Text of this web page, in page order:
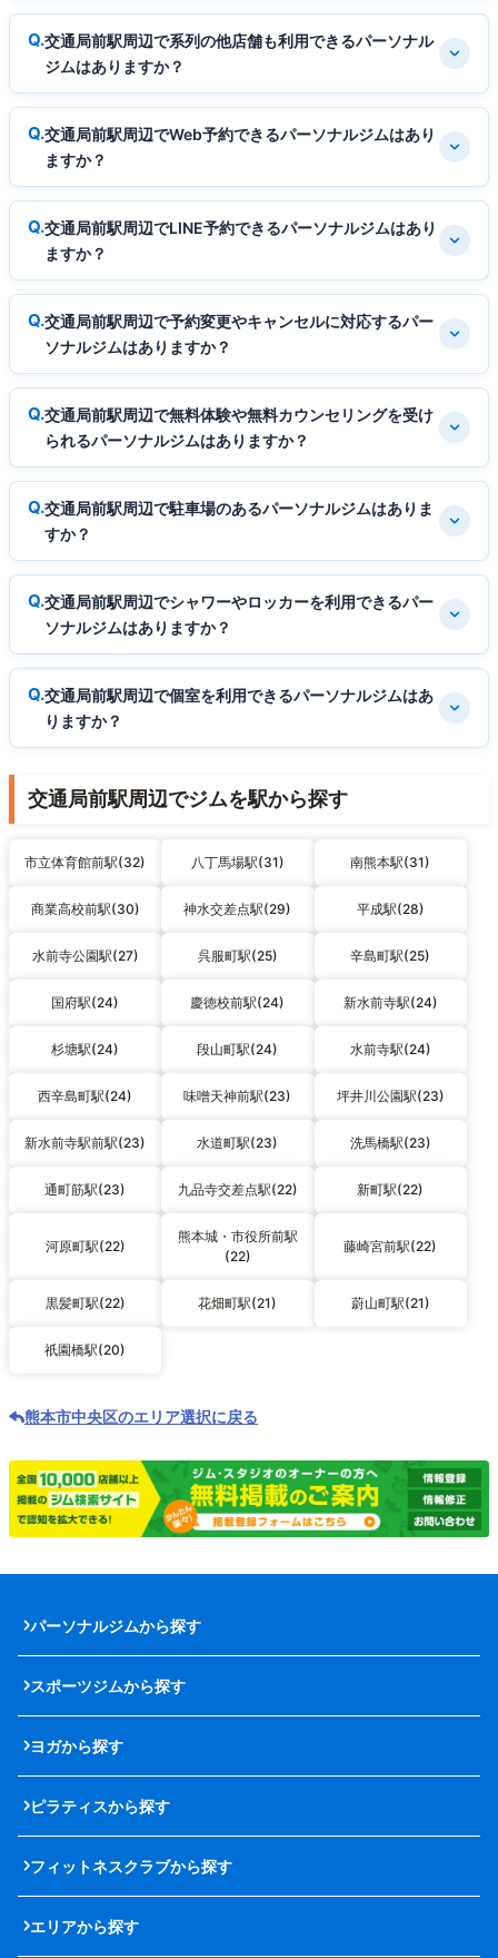
交通局前駅周辺で系列の他店舗も利用できるパーソナル
ジムはありますか？
交通局前駅周辺でWeb予約できるパーソナルジムはあり
ますか？
交通局前駅周辺でLINE予約できるパーソナルジムはあり
ますか？
交通局前駅周辺で予約変更やキャンセルに対応するパー
ソナルジムはありますか？
交通局前駅周辺で無料体験や無料カウンセリングを受け
られるパーソナルジムはありますか？
交通局前駅周辺で駐車場のあるパーソナルジムはありま
すか？
交通局前駅周辺でシャワーやロッカーを利用できるパー
ソナルジムはありますか？
交通局前駅周辺で個室を利用できるパーソナルジムはあ
りますか？
交通局前駅周辺でジムを駅から探す
市立体育館前駅(32) 八丁馬場駅(31) 南熊本駅(31)
商業高校前駅(30) 神水交差点駅(29) 平成駅(28)
水前寺公園駅(27) 呉服町駅(25) 辛島町駅(25)
国府駅(24) 慶徳校前駅(24) 新水前寺駅(24)
杉塘駅(24) 段山町駅(24) 水前寺駅(24)
西辛島町駅(24) 味噌天神前駅(23) 坪井川公園駅(23)
新水前寺駅前駅(23) 水道町駅(23) 洗馬橋駅(23)
通町筋駅(23) 九品寺交差点駅(22) 新町駅(22)
河原町駅(22)
熊本城・市役所前駅
(22)
藤崎宮前駅(22)
黒髪町駅(22) 花畑町駅(21) 蔚山町駅(21)
祇園橋駅(20)
熊本市中央区のエリア選択に戻る
パーソナルジムから探す
スポーツジムから探す
ヨガから探す
ピラティスから探す
フィットネスクラブから探す
エリアから探す